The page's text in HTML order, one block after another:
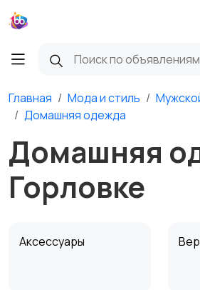
Главная Мода и стиль
Домашняя одежда
Домашняя
Горловке
Аксессуары